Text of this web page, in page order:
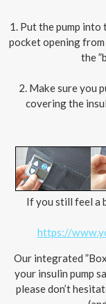
1. Put the pump
pocket opening
the
2. Make sure you
covering the
If you still feel a
https://
Our integrated
your insulin pump
please don’t